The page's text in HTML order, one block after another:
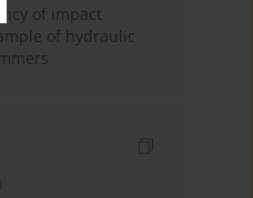
of impact
of hydraulic